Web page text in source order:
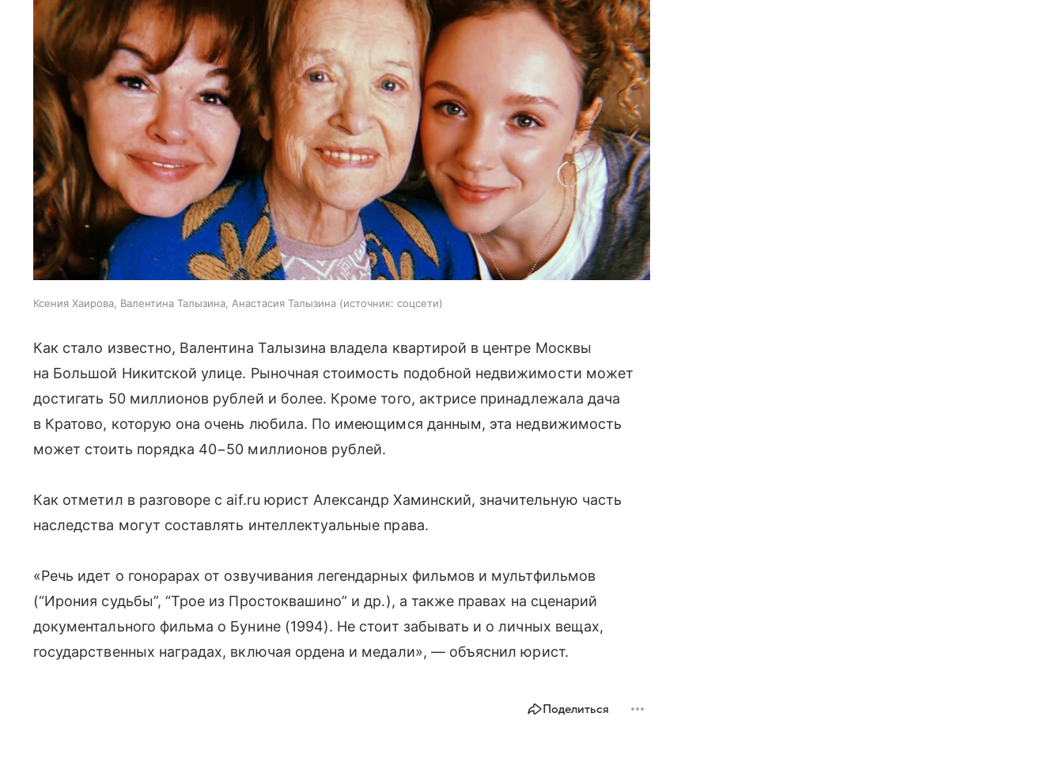
Ксения Хаирова, Валентина Талызина, Анастасия Талызина источник: соцсети
Как стало известно, Валентина Талызина владела квартирой в центре Москвы
на Большой Никитской улице. Рыночная стоимость подобной недвижимости может
достигать 50 миллионов рублей и более. Кроме того, актрисе принадлежала дача
в Кратово, которую она очень любила. По имеющимся данным, эта недвижимость
может стоить порядка 40−50 миллионов рублей.
Как отметил в разговоре с aif.ru юрист Александр Хаминский, значительную часть
наследства могут составлять интеллектуальные права.
«Речь идет о гонорарах от озвучивания легендарных фильмов и мультфильмов
(“Ирония судьбы”, “Трое из Простоквашино” и др.), а также правах на сценарий
документального фильма о Бунине (1994). Не стоит забывать и о личных вещах,
государственных наградах, включая ордена и медали», — объяснил юрист.
Поделиться